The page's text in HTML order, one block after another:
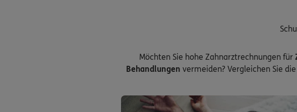
Möchten Sie hohe Zahnarztrechnungen für
Behandlungen vermeiden? Vergleichen Sie